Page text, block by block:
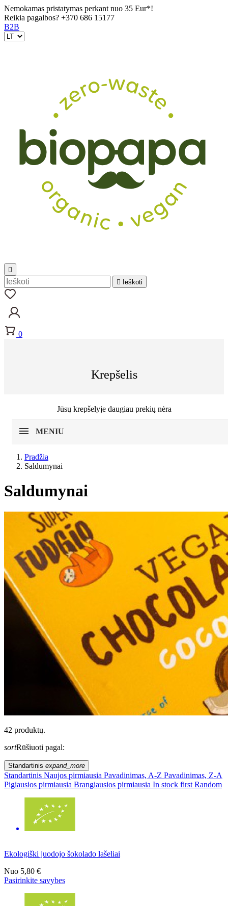
Nemokamas pristatymas perkant nuo 35 Eur*!
Reikia pagalbos? +370 686 15177
B2B


Ieškoti
0
Krepšelis
Jūsų krepšelyje daugiau prekių nėra
MENIU
Pradžia
Saldumynai
ES žemės ūkis?
Kaina
Saldumynai
42 produktų.
sortRūšiuoti pagal:
Standartinis expand_more
Standartinis Naujos pirmiausia Pavadinimas, A-Z Pavadinimas, Z-A
Pigiausios pirmiausia Brangiausios pirmiausia In stock first Random
Ekologiški juodojo šokolado lašeliai
Nuo 5,80 €
Pasirinkite savybes